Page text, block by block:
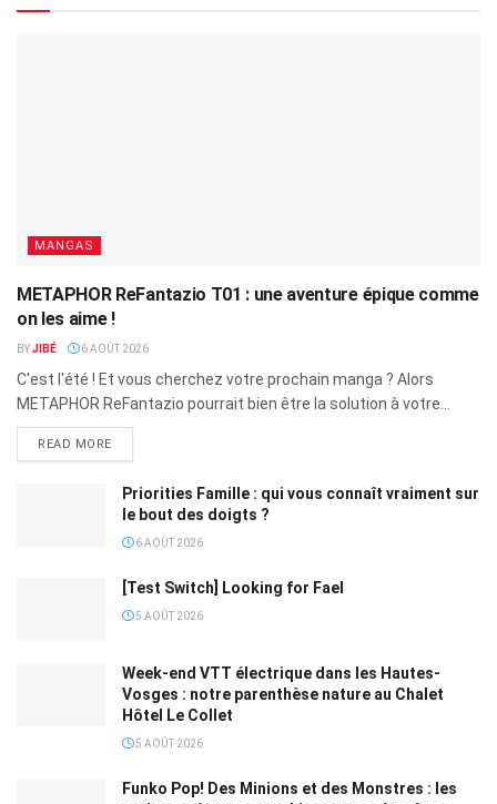
MANGAS
METAPHOR ReFantazio T01 : une aventure épique comme
on les aime !
BYJIBÉ 6 AOÛT 2026
C'est l'été ! Et vous cherchez votre prochain manga ? Alors
METAPHOR ReFantazio pourrait bien être la solution à votre...
READ MORE
Priorities Famille : qui vous connaît vraiment sur
le bout des doigts ?
6 AOÛT 2026
[Test Switch] Looking for Fael
5 AOÛT 2026
Week-end VTT électrique dans les Hautes-
Vosges : notre parenthèse nature au Chalet
Hôtel Le Collet
5 AOÛT 2026
Funko Pop! Des Minions et des Monstres : les